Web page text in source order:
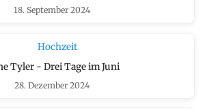
18. September 2024
Tyler - Drei Tage im Juni
28. Dezember 2024